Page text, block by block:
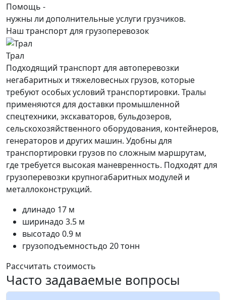
Помощь -
нужны ли дополнительные услуги грузчиков.
Наш транспорт для грузоперевозок
Трал
Подходящий транспорт для автоперевозки
негабаритных и тяжеловесных грузов, которые
требуют особых условий транспортировки. Тралы
применяются для доставки промышленной
спецтехники, экскаваторов, бульдозеров,
сельскохозяйственного оборудования, контейнеров,
генераторов и других машин. Удобны для
транспортировки грузов по сложным маршрутам,
где требуется высокая маневренность. Подходят для
грузоперевозки крупногабаритных модулей и
металлоконструкций.
длинадо 17 м
ширинадо 3.5 м
высотадо 0.9 м
грузоподъемностьдо 20 тонн
Рассчитать стоимость
Часто задаваемые вопросы